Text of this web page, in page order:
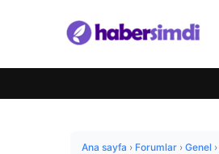
Ana sayfa › Forumlar › Genel ›